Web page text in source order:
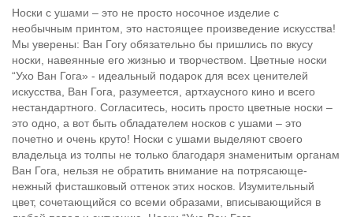
Носки с ушами – это не просто носочное изделие с
необычным принтом, это настоящее произведение искусства!
Мы уверены: Ван Гогу обязательно бы пришлись по вкусу
носки, навеянные его жизнью и творчеством. Цветные носки
“Ухо Ван Гога» - идеальный подарок для всех ценителей
искусства, Ван Гога, разумеется, артхаусного кино и всего
нестандартного. Согласитесь, носить просто цветные носки –
это одно, а вот быть обладателем носков с ушами – это
почетно и очень круто! Носки с ушами выделяют своего
владельца из толпы не только благодаря знаменитым органам
Ван Гога, нельзя не обратить внимание на потрясающе-
нежный фисташковый оттенок этих носков. Изумительный
цвет, сочетающийся со всеми образами, вписывающийся в